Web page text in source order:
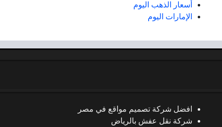
أسعار الذهب اليوم
الإمارات اليوم
افضل شركة تصميم مواقع في مصر
شركة نقل عفش بالرياض